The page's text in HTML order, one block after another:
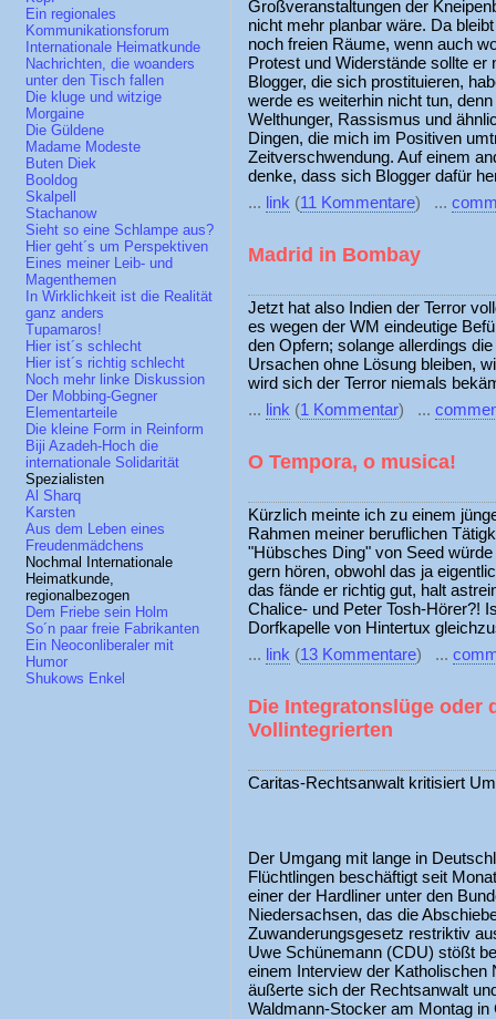
Ein regionales
Kommunikationsforum
Internationale Heimatkunde
Nachrichten, die woanders
unter den Tisch fallen
Die kluge und witzige
Morgaine
Die Güldene
Madame Modeste
Buten Diek
Booldog
Skalpell
Stachanow
Sieht so eine Schlampe aus?
Hier geht´s um Perspektiven
Eines meiner Leib- und
Magenthemen
In Wirklichkeit ist die Realität
ganz anders
Tupamaros!
Hier ist´s schlecht
Hier ist´s richtig schlecht
Noch mehr linke Diskussion
Der Mobbing-Gegner
Elementarteile
Die kleine Form in Reinform
Biji Azadeh-Hoch die
internationale Solidarität
Spezialisten
Al Sharq
Karsten
Aus dem Leben eines
Freudenmädchens
Nochmal Internationale
Heimatkunde,
regionalbezogen
Dem Friebe sein Holm
So´n paar freie Fabrikanten
Ein Neoconliberaler mit
Humor
Shukows Enkel
Großveranstaltungen der
nicht mehr planbar wäre. Da
noch freien Räume, wenn auch
Protest und Widerstände sollte er
Blogger, die sich prostituieren,
werde es weiterhin nicht tun,
Welthunger, Rassismus und
Dingen, die mich im Positiven
Zeitverschwendung. Auf einem
denke, dass sich Blogger dafür
... link (11 Kommentare) ...
Madrid in Bombay
Jetzt hat also Indien der Terror
es wegen der WM eindeutige
den Opfern; solange allerdings
Ursachen ohne Lösung bleiben,
wird sich der Terror niemals
... link (1 Kommentar) ...
O Tempora, o musica!
Kürzlich meinte ich zu einem
Rahmen meiner beruflichen
"Hübsches Ding" von Seed
gern hören, obwohl das ja
das fände er richtig gut, halt
Chalice- und Peter Tosh-Hörer?!
Dorfkapelle von Hintertux
... link (13 Kommentare) ...
Die Integratonslüge oder
Vollintegrierten
Caritas-Rechtsanwalt kritisiert
Der Umgang mit lange in
Flüchtlingen beschäftigt seit
einer der Hardliner unter den
Niedersachsen, das die
Zuwanderungsgesetz restriktiv
Uwe Schünemann (CDU) stößt
einem Interview der Katholischen
äußerte sich der Rechtsanwalt
Waldmann-Stocker am Montag in